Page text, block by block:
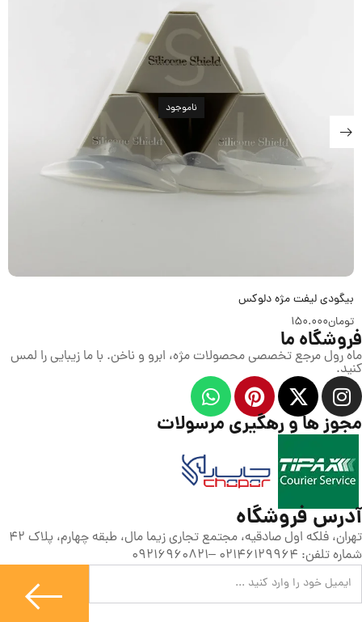
ناموجود
بیگودی لیفت مژه دلوکس
تومان150.000
فروشگاه ما
ماه رول مرجع تخصصی محصولات مژه، ابرو و ناخن. با ما زیبایی را لمس
کنید.
مجوز ها و رهگیری مرسولات
آدرس فروشگاه
تهران، فلکه اول صادقیه، مجتمع تجاری زیما مال، طبقه چهارم، پلاک 42
شماره تلفن: 02146129964 –09216960821